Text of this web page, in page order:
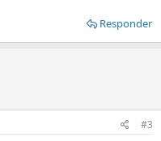
Responder
#3